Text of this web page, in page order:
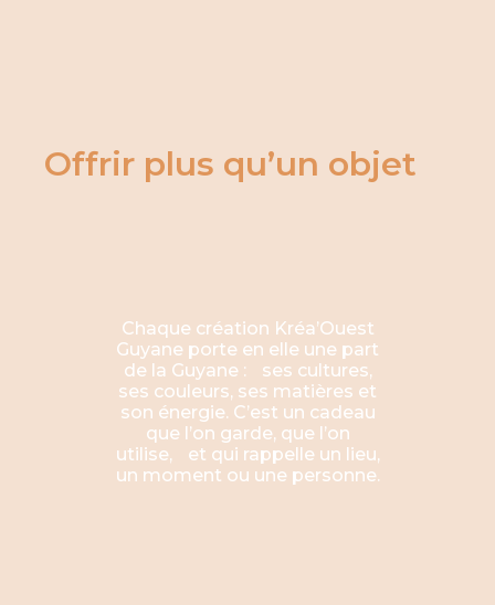
Offrir plus qu’un objet
Chaque création Kréa’Ouest
Guyane porte en elle une part
de la Guyane : ses cultures,
ses couleurs, ses matières et
son énergie. C’est un cadeau
que l’on garde, que l’on
utilise, et qui rappelle un lieu,
un moment ou une personne.